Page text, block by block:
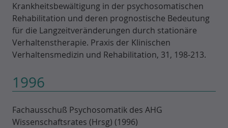
Krankheitsbewältigung in der psychosomatischen
Rehabilitation und deren prognostische Bedeutung
für die Langzeitveränderungen durch stationäre
Verhaltenstherapie. Praxis der Klinischen
Verhaltensmedizin und Rehabilitation, 31, 198-213.
1996
Fachausschuß Psychosomatik des AHG
Wissenschaftsrates (Hrsg) (1996)